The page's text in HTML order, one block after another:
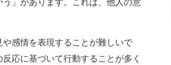
う」があります。これは、他人の意
感情を表現することが難しいで
応に基づいて行動することが多く